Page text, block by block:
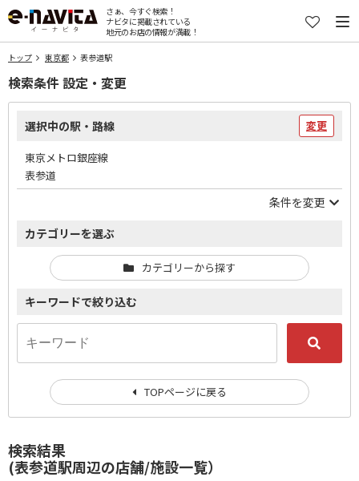
さぁ、今すぐ検索！
ナビタに掲載されている
地元のお店の情報が満載！
トップ 東京都 表参道駅
検索結果
(表参道駅周辺の店舗/施設一覧）
検索条件 設定・変更
選択中の駅・路線 変更
東京メトロ銀座線
表参道
条件を変更
カテゴリーを選ぶ
カテゴリーから探す
キーワードで絞り込む
TOPページに戻る